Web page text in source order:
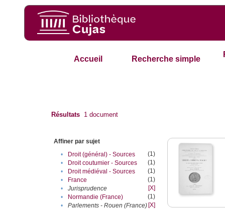
Accueil Recherche simple
Résultats 1 document
Affiner par sujet
•
Droit (général) - Sources
(1)
•
Droit coutumier - Sources
(1)
•
Droit médiéval - Sources
(1)
•
France
(1)
•
Jurisprudence
[X]
•
Normandie (France)
(1)
•
Parlements - Rouen (France) [X]